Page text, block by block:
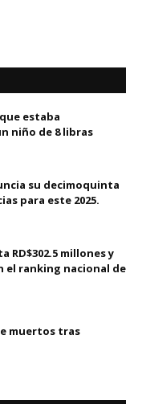
estaba
niño de 8 libras
su decimoquinta
para este 2025.
RD$302.5 millones y
el ranking nacional de
muertos tras